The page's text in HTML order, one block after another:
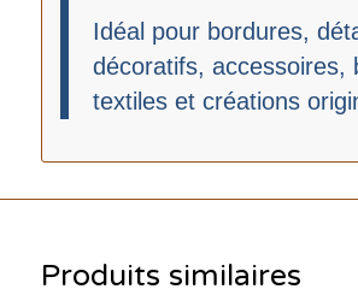
Idéal pour bordures,
décoratifs, accessoires,
textiles et créations
Produits similaires